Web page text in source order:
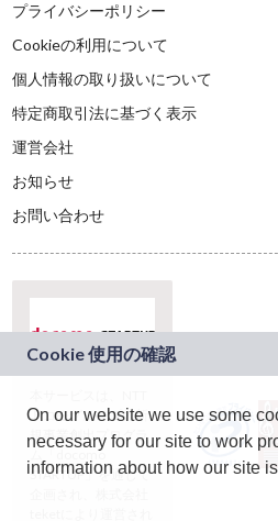
プライバシーポリシー
Cookieの利用について
個人情報の取り扱いについて
特定商取引法に基づく表示
運営会社
お知らせ
お問い合わせ
ドコモグループの新
規事業創出プログラ
ム「docomo
STARTUP」を通じて
On our website we use some
necessary for our site to work
information about how our site